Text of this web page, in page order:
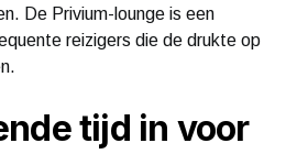
De Privium-lounge is een
reizigers die de drukte op
tijd in voor